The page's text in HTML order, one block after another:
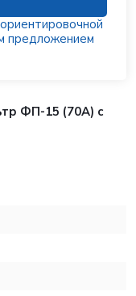
предложением
ФП-15 (70А) с